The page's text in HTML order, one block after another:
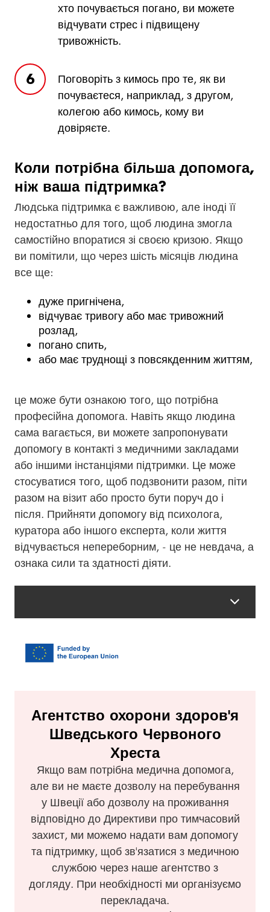
хто почувається погано, ви можете
відчувати стрес і підвищену
тривожність.
Поговоріть з кимось про те, як ви
почуваєтеся, наприклад, з другом,
колегою або кимось, кому ви
довіряєте.
Коли потрібна більша допомога,
ніж ваша підтримка?
Людська підтримка є важливою, але іноді її
недостатньо для того, щоб людина змогла
самостійно впоратися зі своєю кризою. Якщо
ви помітили, що через шість місяців людина
все ще:
дуже пригнічена,
відчуває тривогу або має тривожний
розлад,
погано спить,
або має труднощі з повсякденним життям,
це може бути ознакою того, що потрібна
професійна допомога. Навіть якщо людина
сама вагається, ви можете запропонувати
допомогу в контакті з медичними закладами
або іншими інстанціями підтримки. Це може
стосуватися того, щоб подзвонити разом, піти
разом на візит або просто бути поруч до і
після. Прийняти допомогу від психолога,
куратора або іншого експерта, коли життя
відчувається непереборним, - це не невдача, а
ознака сили та здатності діяти.
Агентство охорони здоров'я
Шведського Червоного
Хреста
Якщо вам потрібна медична допомога,
але ви не маєте дозволу на перебування
у Швеції або дозволу на проживання
відповідно до Директиви про тимчасовий
захист, ми можемо надати вам допомогу
та підтримку, щоб зв'язатися з медичною
службою через наше агентство з
догляду. При необхідності ми організуємо
перекладача.